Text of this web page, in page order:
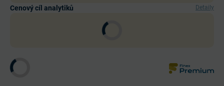
Cenový cíl analytiků Detaily